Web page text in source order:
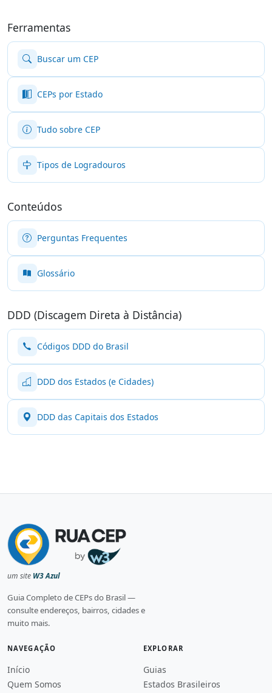
Ferramentas
Buscar um CEP
CEPs por Estado
Tudo sobre CEP
Tipos de Logradouros
Conteúdos
Perguntas Frequentes
Glossário
DDD (Discagem Direta à Distância)
Códigos DDD do Brasil
DDD dos Estados (e Cidades)
DDD das Capitais dos Estados
um site W3 Azul
Guia Completo de CEPs do Brasil —
consulte endereços, bairros, cidades e
muito mais.
NAVEGAÇÃO
Início
Quem Somos
EXPLORAR
Guias
Estados Brasileiros